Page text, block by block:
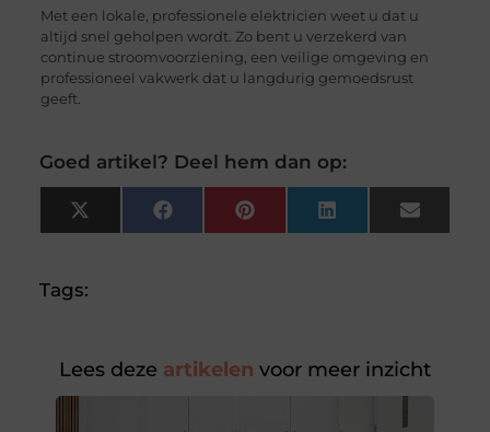
Met een lokale, professionele elektricien weet u dat u
altijd snel geholpen wordt. Zo bent u verzekerd van
continue stroomvoorziening, een veilige omgeving en
professioneel vakwerk dat u langdurig gemoedsrust
geeft.
Goed artikel? Deel hem dan op:
X
(Twitter)
FacebookPinterest LinkedIn Email
Tags:
Lees deze artikelen voor meer inzicht